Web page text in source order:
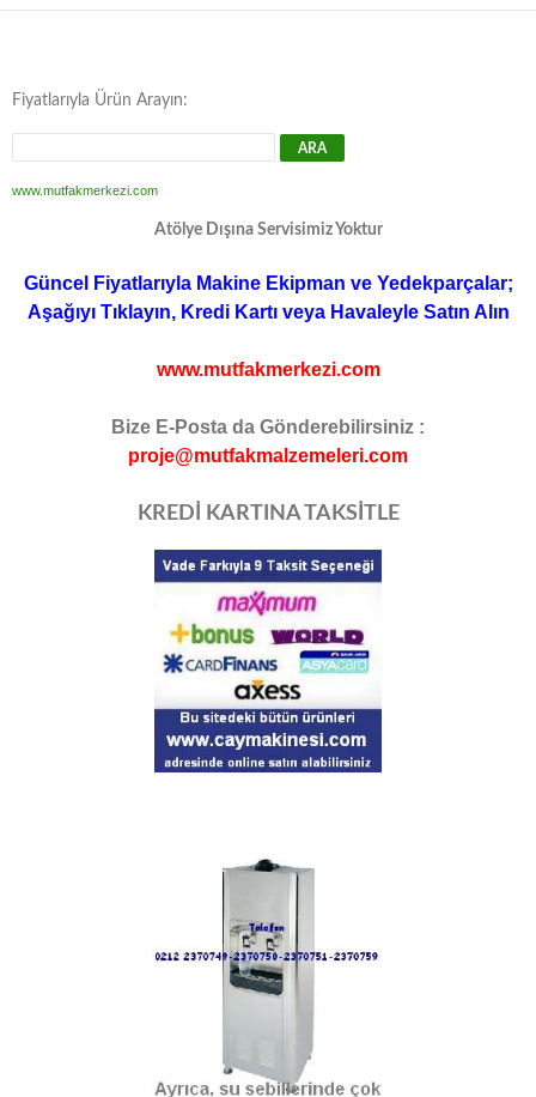
Fiyatlarıyla Ürün Arayın:
www.mutfakmerkezi.com
Atölye Dışına Servisimiz Yoktur
Güncel Fiyatlarıyla Makine Ekipman ve Yedekparçalar;
Aşağıyı Tıklayın, Kredi Kartı veya Havaleyle Satın Alın
www.mutfakmerkezi.com
Bize E-Posta da Gönderebilirsiniz :
proje@mutfakmalzemeleri.com
KREDİ KARTINA TAKSİTLE